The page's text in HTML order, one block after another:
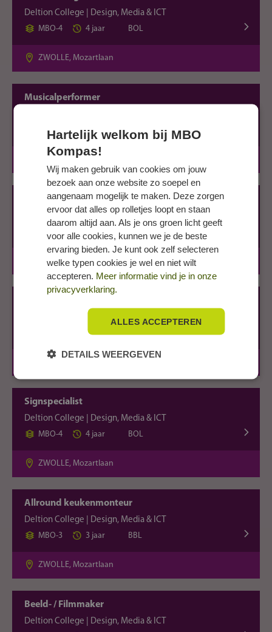
Deltion College | Design, Media & ICT
MBO-4
4 jaar BOL
ZWOLLE, Mozartlaan
Musicalperformer
MBO-4
3 jaar BOL
ZWOLLE, Mozartlaan
Muzikant
Deltion College | Design, Media & ICT
3 jaar
ZWOLLE, Mozartlaan
Deltion College | Design, Media & ICT
3 jaar BOL
Signspecialist
Deltion College | Design, Media & ICT
MBO-4
4 jaar BOL
ZWOLLE, Mozartlaan
Allround keukenmonteur
Deltion College | Design, Media & ICT
MBO-3
3 jaar BBL
ZWOLLE, Mozartlaan
Beeld- / Filmmaker
Deltion College | Design, Media & ICT
Hartelijk welkom bij MBO
Kompas!
Wij maken gebruik van cookies om jouw
bezoek aan onze website zo soepel en
aangenaam mogelijk te maken. Deze zorgen
ervoor dat alles op rolletjes loopt en staan
daarom altijd aan. Als je ons groen licht geeft
voor alle cookies, kunnen we je de beste
ervaring bieden. Je kunt ook zelf selecteren
welke typen cookies je wel en niet wilt
accepteren. Meer informatie vind je in onze
privacyverklaring.
ALLES ACCEPTEREN
DETAILS WEERGEVEN